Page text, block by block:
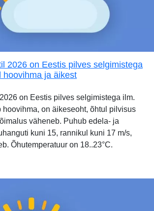
2026 on Eestis pilves selgimistega
hoovihma ja äikest
on Eestis pilves selgimistega ilm.
hoovihma, on äikeseoht, õhtul pilvisus
väheneb. Puhub edela- ja
kuni 15, rannikul kuni 17 m/s,
Õhutemperatuur on 18..23°C.